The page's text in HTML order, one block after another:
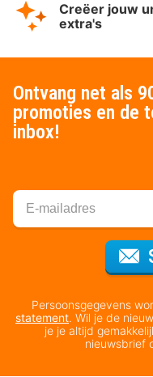
Creëer jouw
extra's
Ontvang net als
promoties en de
inbox!
Persoonsgegevens
statement. Wil je de
je je altijd
nieuwsbrief